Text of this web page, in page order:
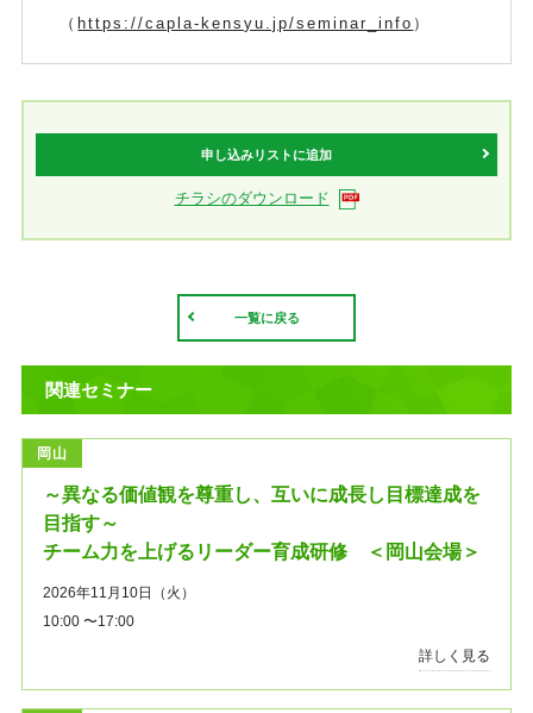
（ https://capla-kensyu.jp/seminar_info ）
申し込みリストに追加
チラシのダウンロード
一覧に戻る
関連セミナー
岡山
～異なる価値観を尊重し、互いに成長し目標達成を
目指す～
チーム力を上げるリーダー育成研修 ＜岡山会場＞
2026年11月10日（火）
10:00 〜17:00
詳しく見る